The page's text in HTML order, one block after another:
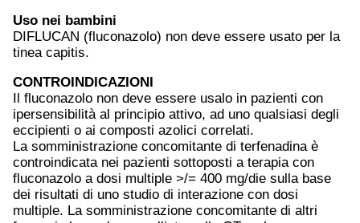
Uso nei bambini
DIFLUCAN (fluconazolo) non deve essere usato per la
tinea capitis.
CONTROINDICAZIONI
Il fluconazolo non deve essere usalo in pazienti con
ipersensibilità al principio attivo, ad uno qualsiasi degli
eccipienti o ai composti azolici correlati.
La somministrazione concomitante di terfenadina è
controindicata nei pazienti sottoposti a terapia con
fluconazolo a dosi multiple >/= 400 mg/die sulla base
dei risultati di uno studio di interazione con dosi
multiple. La somministrazione concomitante di altri